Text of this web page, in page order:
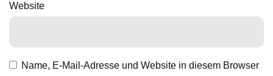
Website
Name, E-Mail-Adresse und Website in diesem Browser